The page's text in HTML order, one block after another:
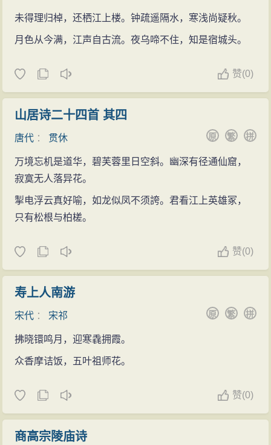
未得理归棹，还栖江上楼。钟疏遥隔水，寒浅尚疑秋。
月色从今满，江声自古流。夜乌啼不住，知是宿城头。
赞(0)
山居诗二十四首 其四
唐代 ： 贯休 拼
繁
原
万境忘机是道华，碧芙蓉里日空斜。幽深有径通仙窟，
寂寞无人落异花。
掣电浮云真好喻，如龙似凤不须誇。君看江上英雄冢，
只有松根与柏槎。
赞(0)
寿上人南游
宋代 ： 宋祁 拼
繁
原
拂晓镮鸣月，迎寒毳拥霞。
众香摩诘饭，五叶祖师花。
赞(0)
商高宗陵庙诗